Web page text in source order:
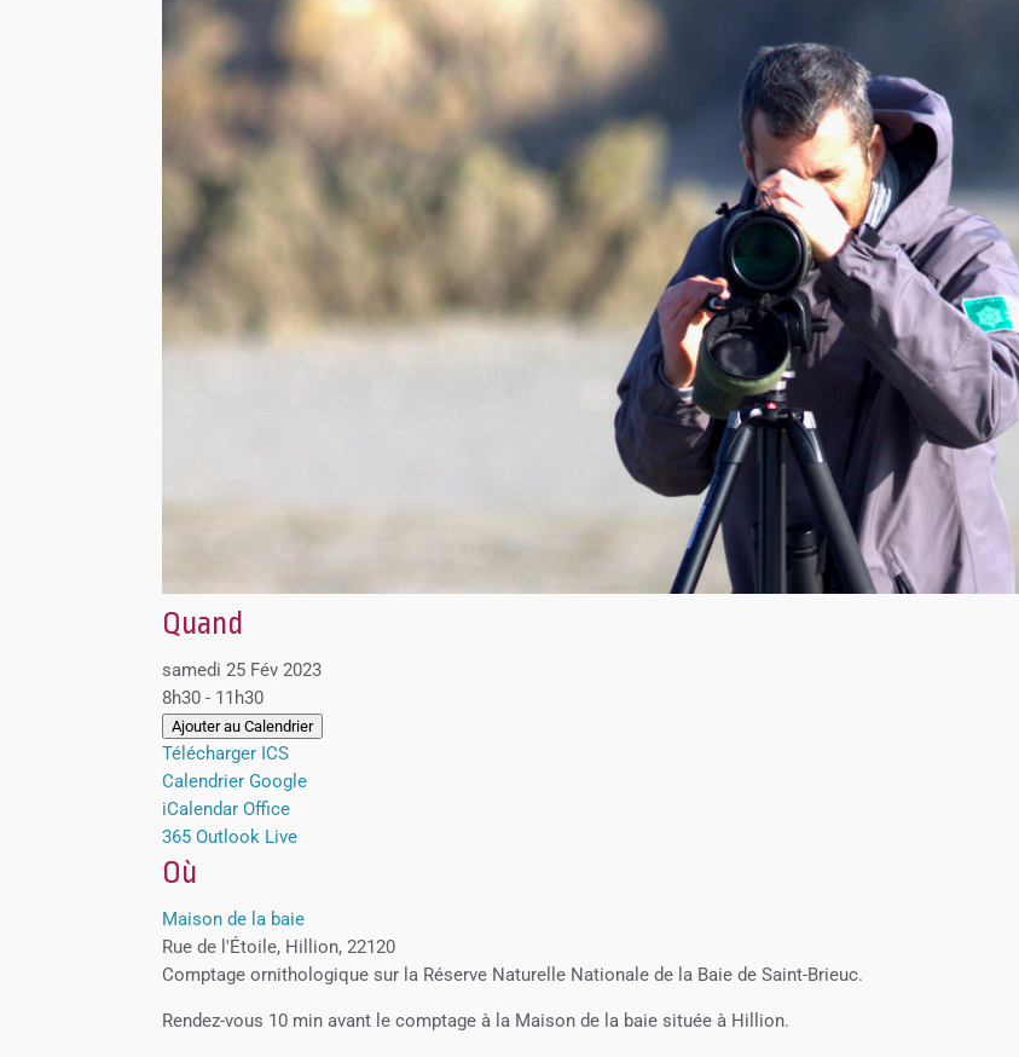
Quand
samedi 25 Fév 2023
8h30 - 11h30
Ajouter au Calendrier
Télécharger ICS
Calendrier Google
iCalendar Office
365 Outlook Live
Où
Maison de la baie
Rue de l'Étoile, Hillion, 22120
Comptage ornithologique sur la Réserve Naturelle Nationale de la Baie de Saint-Brieuc.
Rendez-vous 10 min avant le comptage à la Maison de la baie située à Hillion.